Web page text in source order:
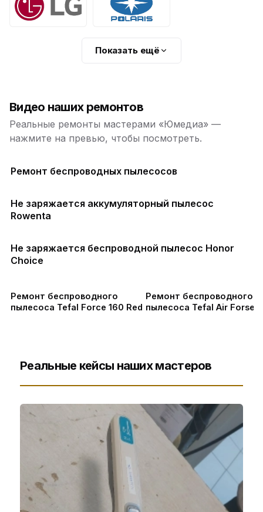
Показать ещё
Видео наших ремонтов
Реальные ремонты мастерами «Юмедиа» —
нажмите на превью, чтобы посмотреть.
Ремонт беспроводных пылесосов
Не заряжается аккумуляторный пылесос
Rowenta
Не заряжается беспроводной пылесос Honor
Choice
Ремонт беспроводного
пылесоса Tefal Force 160 Red
Ремонт беспроводного
пылесоса Tefal Air Forse
Реальные кейсы наших мастеров